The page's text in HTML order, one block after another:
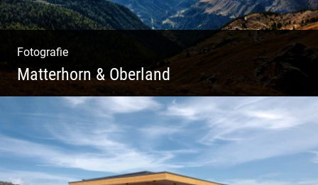
Fotografie
Matterhorn & Oberland
Impressionen Gornergrat & Berner Oberland